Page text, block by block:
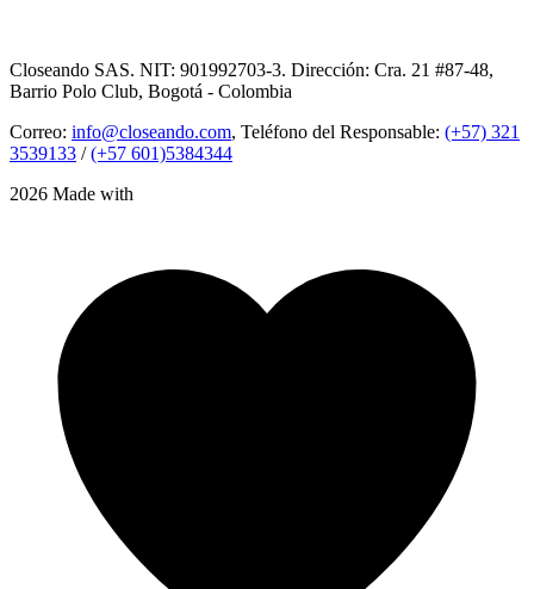
Closeando SAS. NIT: 901992703-3. Dirección: Cra. 21 #87-48,
Barrio Polo Club, Bogotá - Colombia
Correo: info@closeando.com, Teléfono del Responsable: (+57) 321
3539133 /(+57 601)5384344
2026 Made with